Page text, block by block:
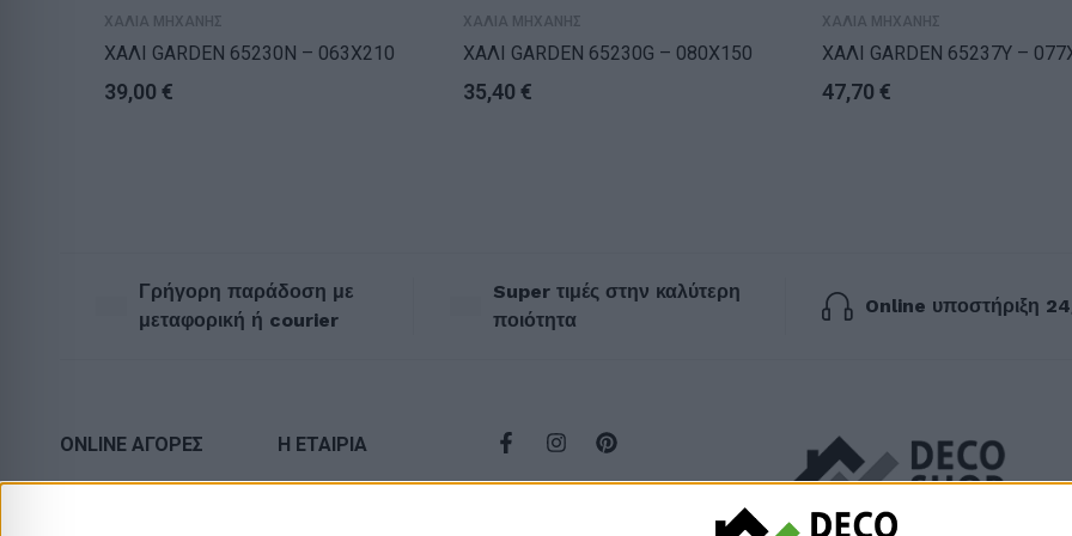
ΧΑΛΙΑ ΜΗΧΑΝΗΣ
ΧΑΛΙ GARDEN 65230N – 063X210
39,00 €
ΧΑΛΙΑ ΜΗΧΑΝΗΣ
ΧΑΛΙ GARDEN 65230G – 080X150
35,40 €
ΧΑΛΙΑ ΜΗΧΑΝΗΣ
ΧΑΛΙ GARDEN 65237Y –
47,70 €
Γρήγορη παράδοση με
μεταφορική ή courier
Super τιμές στην καλύτερη
ποιότητα
Online υποστήριξη
ONLINE ΑΓΟΡΕΣ Η ΕΤΑΙΡΙΑ